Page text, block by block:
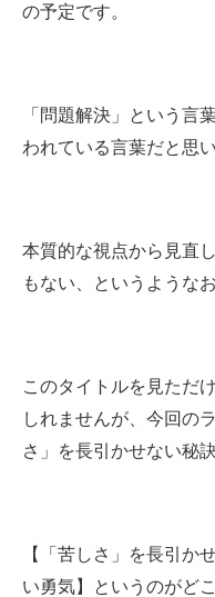
の予定です。
「問題解決」という言
われている言葉だと思
本質的な視点から見直
もない、というような
このタイトルを見ただ
しれませんが、今回の
さ」を長引かせない秘
【「苦しさ」を長引か
い勇気】というのがど